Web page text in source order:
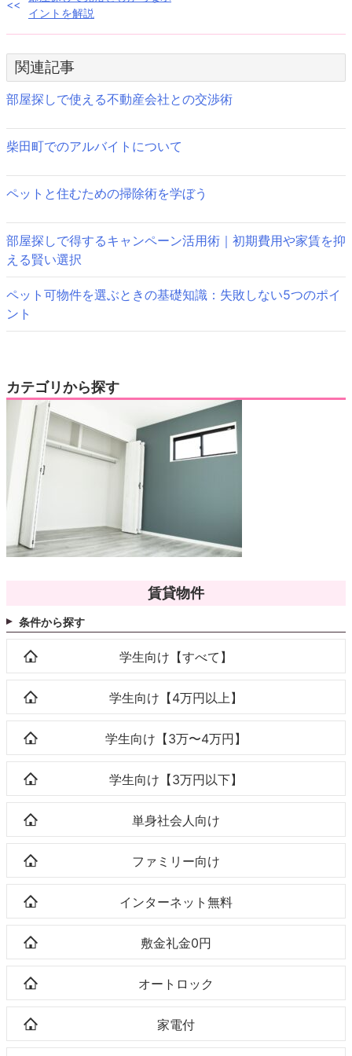
稿
ナ
ビ
ー
シ
ョ
ン
イントを解説
関連記事
部屋探しで使える不動産会社との交渉術
柴田町でのアルバイトについて
ペットと住むための掃除術を学ぼう
部屋探しで得するキャンペーン活用術｜初期費用や家賃を抑
える賢い選択
ペット可物件を選ぶときの基礎知識：失敗しない5つのポイ
ント
カテゴリから探す
賃貸物件
条件から探す
学生向け【すべて】
学生向け【4万円以上】
学生向け【3万〜4万円】
学生向け【3万円以下】
単身社会人向け
ファミリー向け
インターネット無料
敷金礼金0円
オートロック
家電付